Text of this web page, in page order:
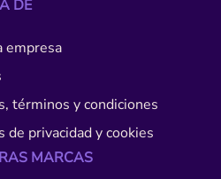
DE
empresa
términos y condiciones
de privacidad y cookies
MARCAS